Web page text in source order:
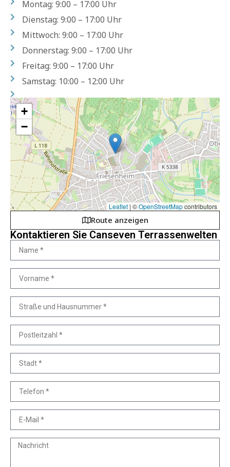
Montag: 9:00 – 17:00 Uhr
Dienstag: 9:00 – 17:00 Uhr
Mittwoch: 9:00 – 17:00 Uhr
Donnerstag: 9:00 – 17:00 Uhr
Freitag: 9:00 – 17:00 Uhr
Samstag: 10:00 – 12:00 Uhr
+
−
Leaflet | ©OpenStreetMapcontributors
Route anzeigen
Kontaktieren Sie Canseven Terrassenwelten